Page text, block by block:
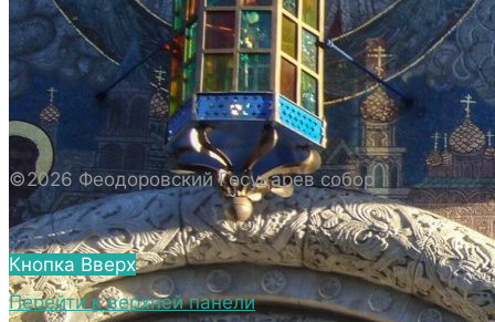
СОБОРА
ПОЛОЖЕНИЕ И ВНУТРЕННИЙ
РАСПОРЯДОК СОБОРА
БИОГРАФИЧЕСКИЕ ДАННЫЕ
СВЯЩЕННОСЛУЖИТЕЛЕЙ СОБОРА.
ВНЕШНИЙ ВИД
ВНЕШНИЙ ВИД СОБОРА
ВЕРХНИЙ ХРАМ ФЕОДОРОВСКОГО
ГОСУДАРЕВА СОБОРА
©2026 Феодоровский Государев собор
Кнопка Вверх
Перейти к верхней панели